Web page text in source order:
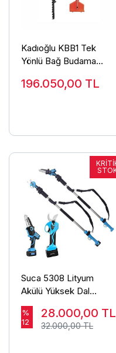
Kadıoğlu KBB1 Tek
Yönlü Bağ Budama
196.050,00 TL
Suca 5308 Lityum
Akülü Yüksek Dal
Budama Testeresi ve
8608 Makası (Uzatma
Aparatlı)
%
12
28.000,00 TL
32.000,00 TL